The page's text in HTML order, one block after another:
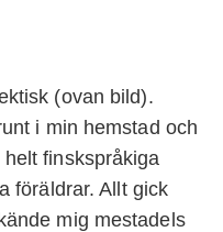
(ovan bild).
i min hemstad och
finskspråkiga
föräldrar. Allt gick
mig mestadels